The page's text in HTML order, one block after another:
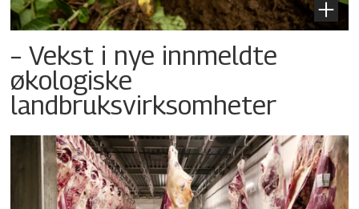
– Vekst i nye innmeldte
økologiske
landbruksvirksomheter